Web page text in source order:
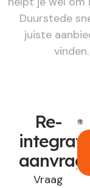
Duurstede
juiste
vinden.
Re-
integratie
Vraag